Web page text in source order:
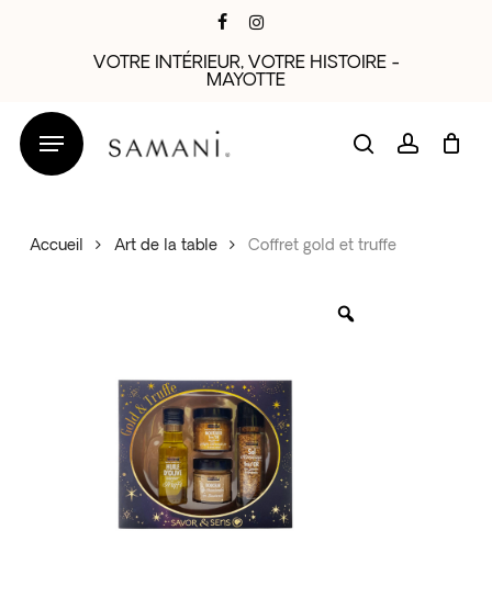
VOTRE INTÉRIEUR, VOTRE HISTOIRE -
MAYOTTE
searchaccount
Accueil Art de la table Coffret gold et truffe